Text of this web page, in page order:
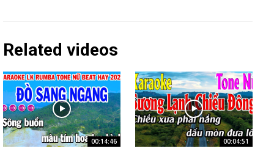
Related videos
00:14:46 00:04:51